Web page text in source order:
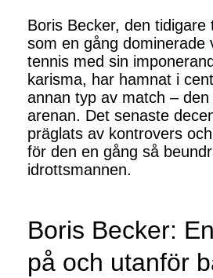
Boris Becker, den tidigare
som en gång dominerade
tennis med sin
karisma, har hamnat i
annan typ av match –
arenan. Det senaste
präglats av kontrovers
för den en gång så
idrottsmannen.
Boris Becker:
på och utanför